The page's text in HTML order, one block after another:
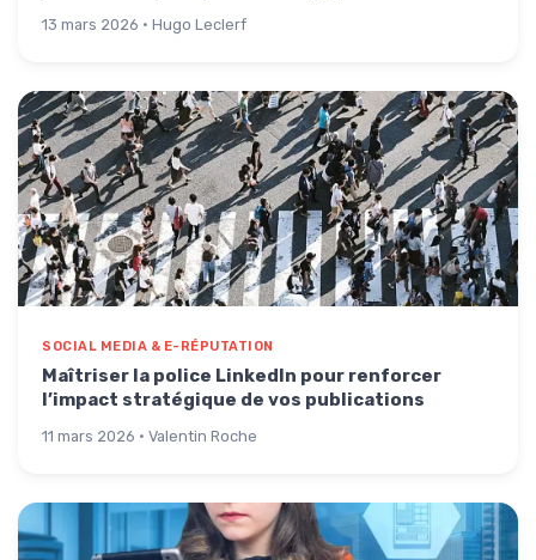
13 mars 2026 · Hugo Leclerf
SOCIAL MEDIA & E-RÉPUTATION
Maîtriser la police LinkedIn pour renforcer
l’impact stratégique de vos publications
11 mars 2026 · Valentin Roche